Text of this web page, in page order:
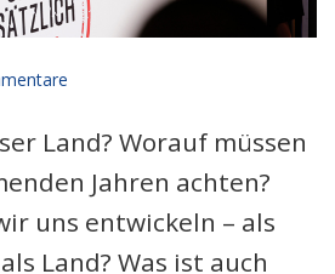
Land? Worauf müssen
Jahren achten?
uns entwickeln – als
Land? Was ist auch